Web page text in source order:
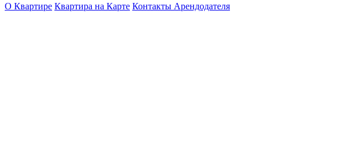
О Квартире Квартира на Карте Контакты Арендодателя